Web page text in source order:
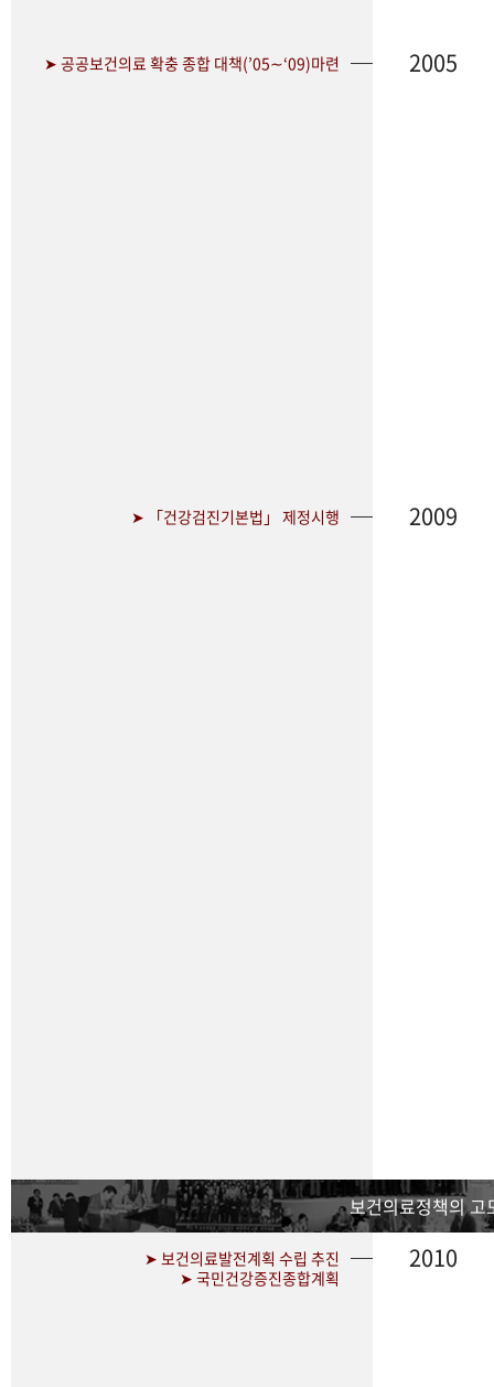
➤ 공공보건의료 확충 종합 대책(’05∼‘09)마련 2005
➤ 「건강검진기본법」 제정시행 2009
보건의료정책의 고
➤ 보건의료발전계획 수립 추진
➤ 국민건강증진종합계획
2010